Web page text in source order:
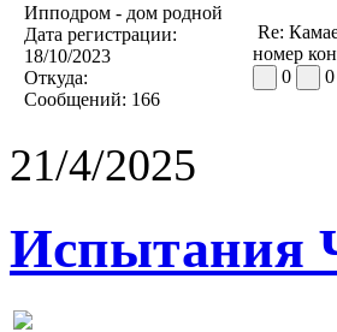
Ипподром - дом родной
Дата регистрации:
18/10/2023
Откуда:
Сообщений: 166
Re:
номер
0
0
21/4/2025
Испытания